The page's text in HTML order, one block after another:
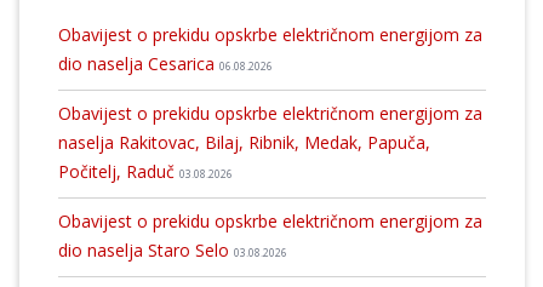
Obavijest o prekidu opskrbe električnom energijom za
dio naselja Cesarica 06.08.2026
Obavijest o prekidu opskrbe električnom energijom za
naselja Rakitovac, Bilaj, Ribnik, Medak, Papuča,
Počitelj, Raduč 03.08.2026
Obavijest o prekidu opskrbe električnom energijom za
dio naselja Staro Selo 03.08.2026